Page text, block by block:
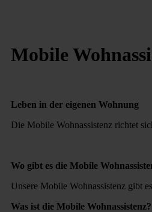
Mobile
Leben in der eigenen Wohnung
Die Mobile Wohnassistenz richtet
Wo gibt es die Mobile
Unsere Mobile Wohnassistenz gibt
Was ist die Mobile Wohnassistenz?